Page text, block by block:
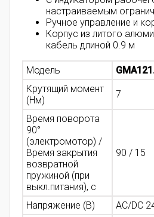
настраиваемым
Ручное управление и
Корпус из литого
кабель длиной 0.9 м
Модель
Крутящий момент
(Нм)
7
Время поворота
90°
(электромотор) /
Время закрытия
возвратной
пружиной (при
выкл.питания), с
90 / 15
Напряжение (В)
AC/DC